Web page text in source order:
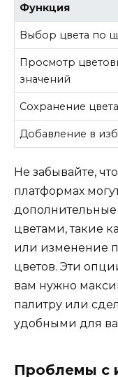
Функция
Выбор цвета по
Просмотр
значений
Сохранение
Добавление в
Не забывайте,
платформах
цветами, такие
или изменение
цветов. Эти
вам нужно
палитру или
удобными для
Проблемы с